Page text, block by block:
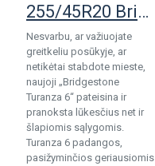
255/45R20 Bridgestone Turanza 6 Enliten
Nesvarbu, ar važiuojate
greitkeliu posūkyje, ar
netikėtai stabdote mieste,
naujoji „Bridgestone
Turanza 6“ pateisina ir
pranoksta lūkesčius net ir
šlapiomis sąlygomis.
Turanza 6 padangos,
pasižyminčios geriausiomis